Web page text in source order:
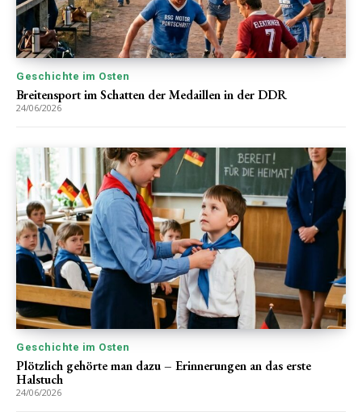
Geschichte im Osten
Breitensport im Schatten der Medaillen in der DDR
24/06/2026
Geschichte im Osten
Plötzlich gehörte man dazu – Erinnerungen an das erste
Halstuch
24/06/2026